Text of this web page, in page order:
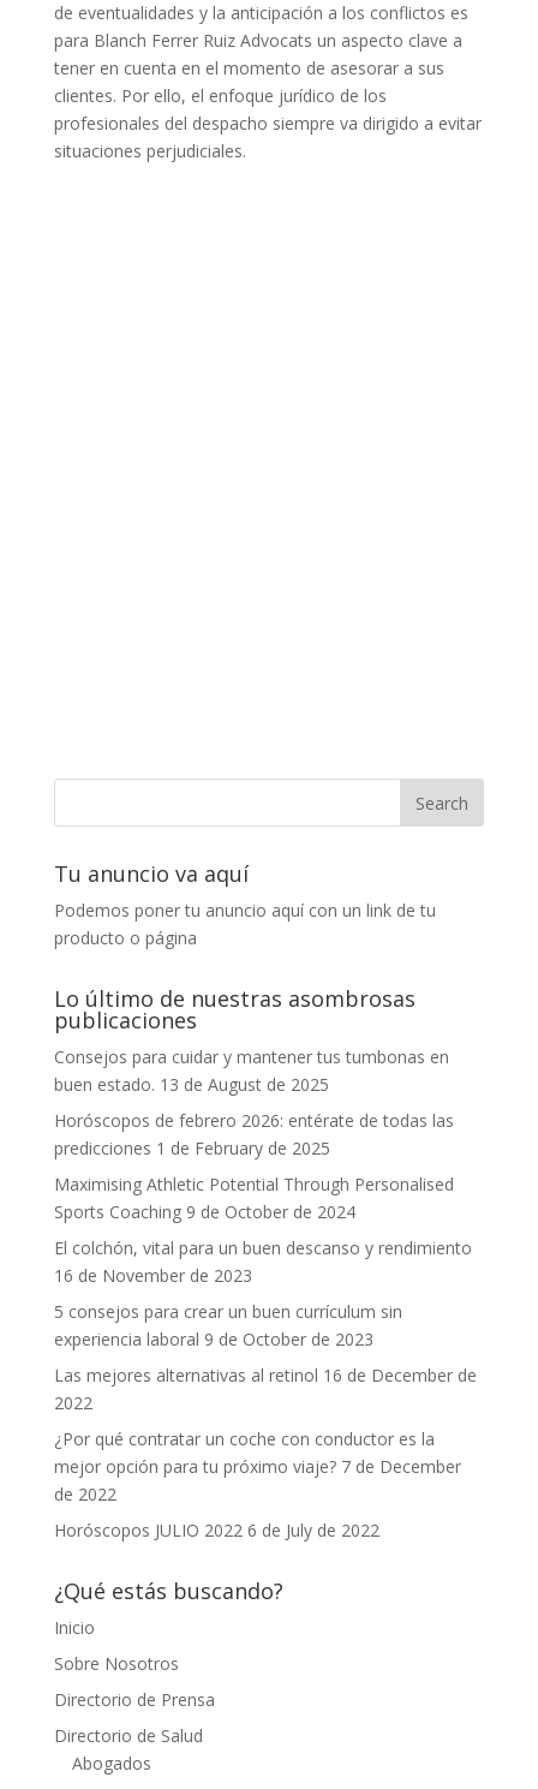
de eventualidades y la anticipación a los conflictos es
para Blanch Ferrer Ruiz Advocats un aspecto clave a
tener en cuenta en el momento de asesorar a sus
clientes. Por ello, el enfoque jurídico de los
profesionales del despacho siempre va dirigido a evitar
situaciones perjudiciales.
Tu anuncio va aquí
Podemos poner tu anuncio aquí con un link de tu
producto o página
Lo último de nuestras asombrosas
publicaciones
Consejos para cuidar y mantener tus tumbonas en
buen estado. 13 de August de 2025
Horóscopos de febrero 2026: entérate de todas las
predicciones 1 de February de 2025
Maximising Athletic Potential Through Personalised
Sports Coaching 9 de October de 2024
El colchón, vital para un buen descanso y rendimiento
16 de November de 2023
5 consejos para crear un buen currículum sin
experiencia laboral 9 de October de 2023
Las mejores alternativas al retinol 16 de December de
2022
¿Por qué contratar un coche con conductor es la
mejor opción para tu próximo viaje? 7 de December
de 2022
Horóscopos JULIO 2022 6 de July de 2022
¿Qué estás buscando?
Inicio
Sobre Nosotros
Directorio de Prensa
Directorio de Salud
Abogados